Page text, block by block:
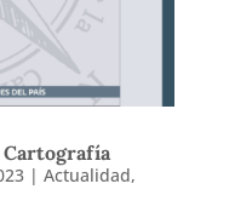
Cartografía
| Actualidad,